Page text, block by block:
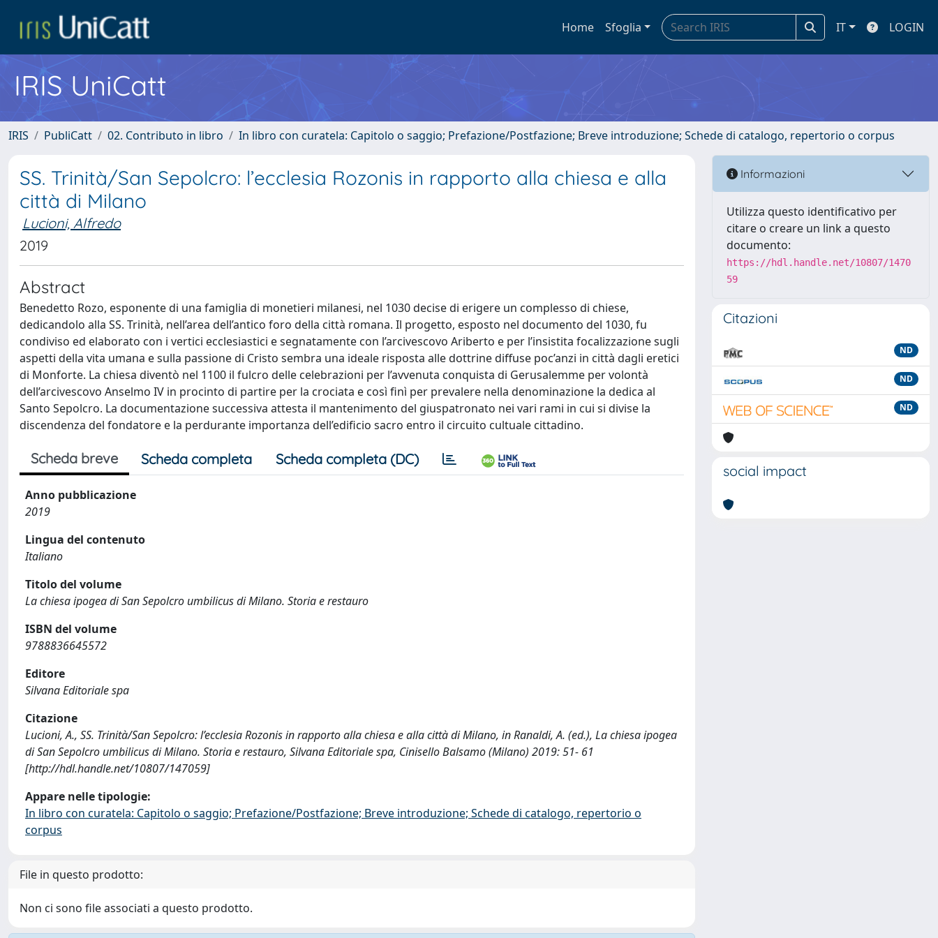
Home Sfoglia IT LOGIN
IRIS UniCatt
IRIS PubliCatt 02. Contributo in libro In libro con curatela: Capitolo o saggio; Prefazione/Postfazione; Breve introduzione; Schede di catalogo, repertorio o corpus
SS. Trinità/San Sepolcro: l’ecclesia Rozonis in rapporto alla chiesa e alla
città di Milano
Lucioni, Alfredo
2019
Abstract
Benedetto Rozo, esponente di una famiglia di monetieri milanesi, nel 1030 decise di erigere un complesso di chiese,
dedicandolo alla SS. Trinità, nell’area dell’antico foro della città romana. Il progetto, esposto nel documento del 1030, fu
condiviso ed elaborato con i vertici ecclesiastici e segnatamente con l’arcivescovo Ariberto e per l’insistita focalizzazione sugli
aspetti della vita umana e sulla passione di Cristo sembra una ideale risposta alle dottrine diffuse poc’anzi in città dagli eretici
di Monforte. La chiesa diventò nel 1100 il fulcro delle celebrazioni per l’avvenuta conquista di Gerusalemme per volontà
dell’arcivescovo Anselmo IV in procinto di partire per la crociata e così finì per prevalere nella denominazione la dedica al
Santo Sepolcro. La documentazione successiva attesta il mantenimento del giuspatronato nei vari rami in cui si divise la
discendenza del fondatore e la perdurante importanza dell’edificio sacro entro il circuito cultuale cittadino.
Scheda breve Scheda completa Scheda completa (DC)
Anno pubblicazione
2019
Lingua del contenuto
Italiano
Titolo del volume
La chiesa ipogea di San Sepolcro umbilicus di Milano. Storia e restauro
ISBN del volume
9788836645572
Editore
Silvana Editoriale spa
Citazione
Lucioni, A., SS. Trinità/San Sepolcro: l’ecclesia Rozonis in rapporto alla chiesa e alla città di Milano, in Ranaldi, A. (ed.), La chiesa ipogea
di San Sepolcro umbilicus di Milano. Storia e restauro, Silvana Editoriale spa, Cinisello Balsamo (Milano) 2019: 51- 61
[http://hdl.handle.net/10807/147059]
Appare nelle tipologie:
In libro con curatela: Capitolo o saggio; Prefazione/Postfazione; Breve introduzione; Schede di catalogo, repertorio o
corpus
File in questo prodotto:
Non ci sono file associati a questo prodotto.
Informazioni
Utilizza questo identificativo per
citare o creare un link a questo
documento:
https://hdl.handle.net/10807/1470
59
Citazioni
ND
ND
ND
social impact